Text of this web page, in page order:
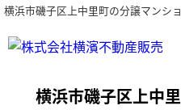
横浜市磯子区上中里町の分譲マンシ
横浜市磯子区上中